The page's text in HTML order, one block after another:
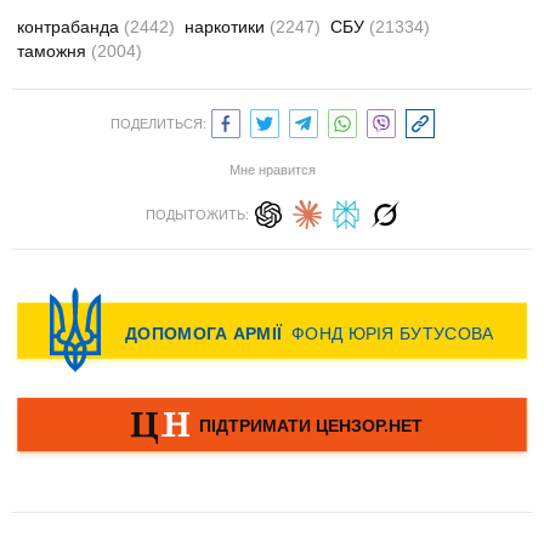
контрабанда (2442) наркотики (2247) СБУ (21334)
таможня (2004)
ПОДЕЛИТЬСЯ:
Мне нравится
ПОДЫТОЖИТЬ: